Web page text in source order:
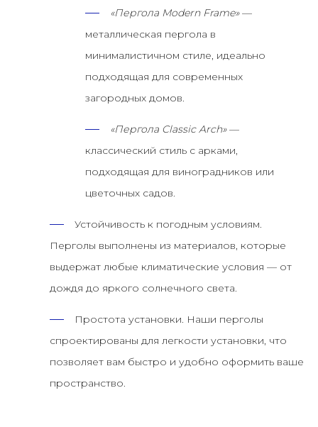
«Пергола Modern Frame»—
металлическая пергола в
минималистичном стиле, идеально
подходящая для современных
загородных домов.
«Пергола Classic Arch»—
классический стиль с арками,
подходящая для виноградников или
цветочных садов.
Устойчивость к погодным условиям.
Перголы выполнены из материалов, которые
выдержат любые климатические условия — от
дождя до яркого солнечного света.
Простота установки. Наши перголы
спроектированы для легкости установки, что
позволяет вам быстро и удобно оформить ваше
пространство.